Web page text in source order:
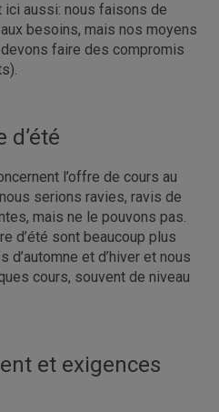
aussi: nous faisons de
besoins, mais nos moyens
faire des compromis
l’offre de cours au
serions ravies, ravis de
mais ne le pouvons pas.
d’été sont beaucoup plus
d’automne et d’hiver et nous
cours, souvent de niveau
et exigences